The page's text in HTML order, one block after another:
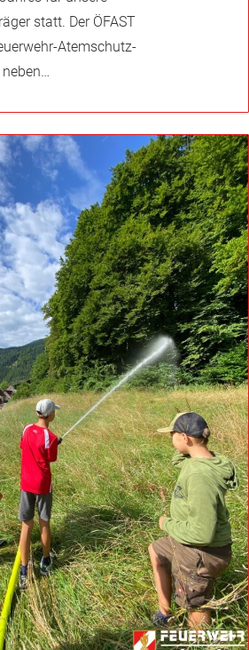
statt. Der ÖFAST
Atemschutz-